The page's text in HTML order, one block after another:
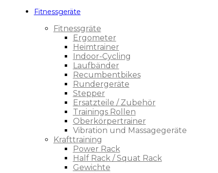
Fitnessgeräte
Fitnessgräte
Ergometer
Heimtrainer
Indoor-Cycling
Laufbänder
Recumbentbikes
Rundergeräte
Stepper
Ersatzteile / Zubehör
Trainings Rollen
Oberkörpertrainer
Vibration und Massagegeräte
Krafttraining
Power Rack
Half Rack / Squat Rack
Gewichte